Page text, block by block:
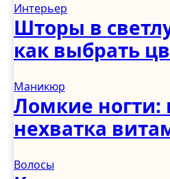
Интерьер
Шторы в
как выбрать
Маникюр
Ломкие
нехватка
условиях
Волосы